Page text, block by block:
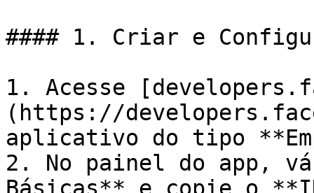
#### 1. Criar e
1. Acesse
(https://
aplicativo do tipo
2. No painel do app, vá